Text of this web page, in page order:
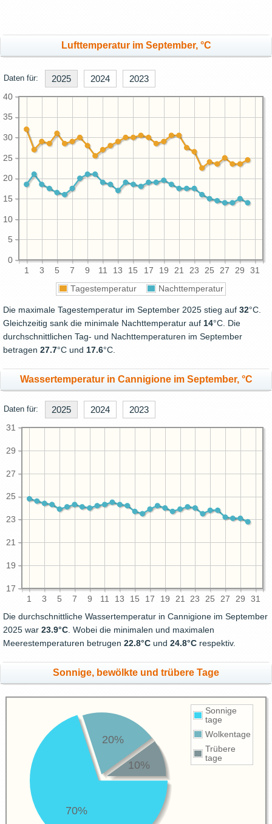
Lufttemperatur im September, °C
Daten für: 2025 2024 2023
1 3 5 7 9 11 13 15 17 19 21 23 25 27 29 31
0
5
10
15
20
25
30
35
40
Tagestemperatur Nachttemperatur
Die maximale Tagestemperatur im September 2025 stieg auf 32°C.
Gleichzeitig sank die minimale Nachttemperatur auf 14°C. Die
durchschnittlichen Tag- und Nachttemperaturen im September
betragen 27.7°C und 17.6°C.
Wassertemperatur in Cannigione im September, °C
Daten für: 2025 2024 2023
1 3 5 7 9 11 13 15 17 19 21 23 25 27 29 31
17
19
21
23
25
27
29
31
Die durchschnittliche Wassertemperatur in Cannigione im September
2025 war 23.9°C. Wobei die minimalen und maximalen
Meerestemperaturen betrugen 22.8°C und 24.8°C respektiv.
Sonnige, bewölkte und trübere Tage
Sonnige
tage
Wolkentage
Trübere
tage
70%
20%
10%